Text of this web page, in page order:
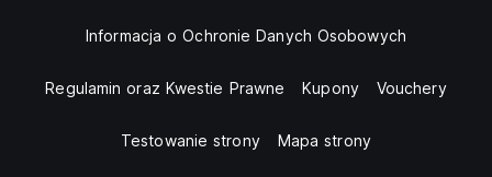
Informacja o Ochronie Danych Osobowych
Regulamin oraz Kwestie Prawne Kupony Vouchery
Testowanie strony Mapa strony